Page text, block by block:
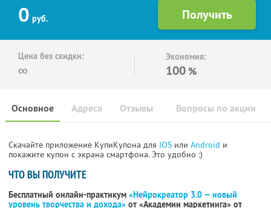
0 руб.
Цена без скидки:
∞
Экономия:
100 %
Основное Отзывы Вопросы по акции
Адреса
Скачайте приложение КупиКупона для IOS или Android и
покажите купон с экрана смартфона. Это удобно :)
ЧТО ВЫ ПОЛУЧИТЕ
Бесплатный онлайн-практикум «Нейрокреатор 3.0 — новый
уровень творчества и дохода» от «Академии маркетинга» от